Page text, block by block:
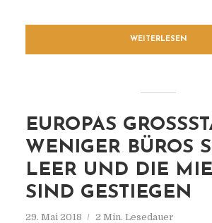
WEITERLESEN
EUROPAS
ENIGER BÜROS
EER UND DIE
IND GESTIEGEN
29. Mai 2018 2 Min. Lesedauer